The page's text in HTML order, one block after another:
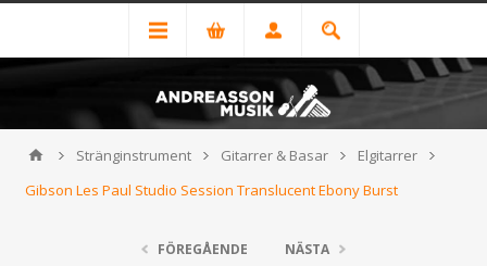
Stränginstrument Gitarrer & Basar
Elgitarrer
Gibson Les Paul Studio Session Translucent Ebony Burst
FÖREGÅENDE NÄSTA